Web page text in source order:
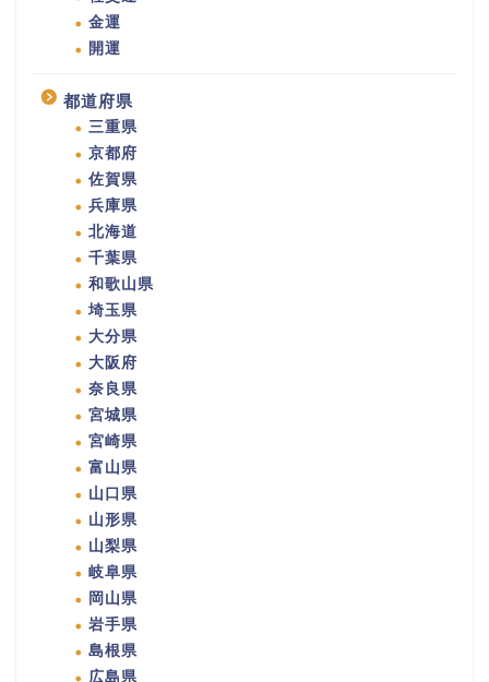
金運
開運
都道府県
三重県
京都府
佐賀県
兵庫県
北海道
千葉県
和歌山県
埼玉県
大分県
大阪府
奈良県
宮城県
宮崎県
富山県
山口県
山形県
山梨県
岐阜県
岡山県
岩手県
島根県
広島県